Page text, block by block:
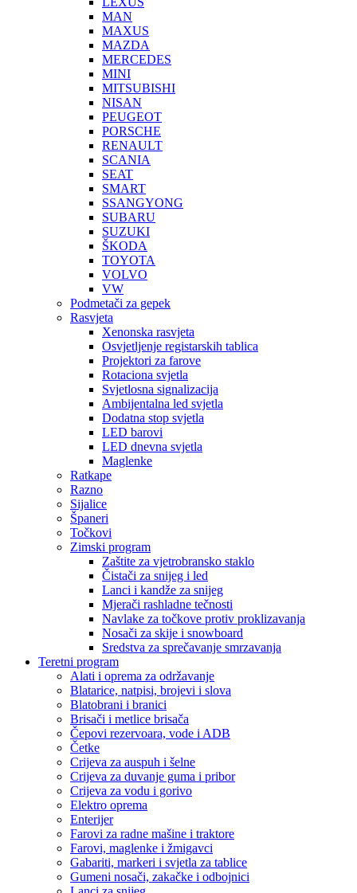
MAN
MAXUS
MAZDA
MERCEDES
MINI
MITSUBISHI
NISAN
PEUGEOT
PORSCHE
RENAULT
SCANIA
SEAT
SMART
SSANGYONG
SUBARU
SUZUKI
ŠKODA
TOYOTA
VOLVO
VW
Podmetači za gepek
Rasvjeta
Xenonska rasvjeta
Osvjetljenje registarskih tablica
Projektori za farove
Rotaciona svjetla
Svjetlosna signalizacija
Ambijentalna led svjetla
Dodatna stop svjetla
LED barovi
LED dnevna svjetla
Maglenke
Ratkape
Razno
Sijalice
Španeri
Točkovi
Zimski program
Zaštite za vjetrobransko staklo
Čistači za snijeg i led
Lanci i kandže za snijeg
Mjerači rashladne tečnosti
Navlake za točkove protiv proklizavanja
Nosači za skije i snowboard
Sredstva za sprečavanje smrzavanja
Teretni program
Alati i oprema za održavanje
Blatarice, natpisi, brojevi i slova
Blatobrani i branici
Brisači i metlice brisača
Čepovi rezervoara, vode i ADB
Četke
Crijeva za auspuh i šelne
Crijeva za duvanje guma i pribor
Crijeva za vodu i gorivo
Elektro oprema
Enterijer
Farovi za radne mašine i traktore
Farovi, maglenke i žmigavci
Gabariti, markeri i svjetla za tablice
Gumeni nosači, zakačke i odbojnici